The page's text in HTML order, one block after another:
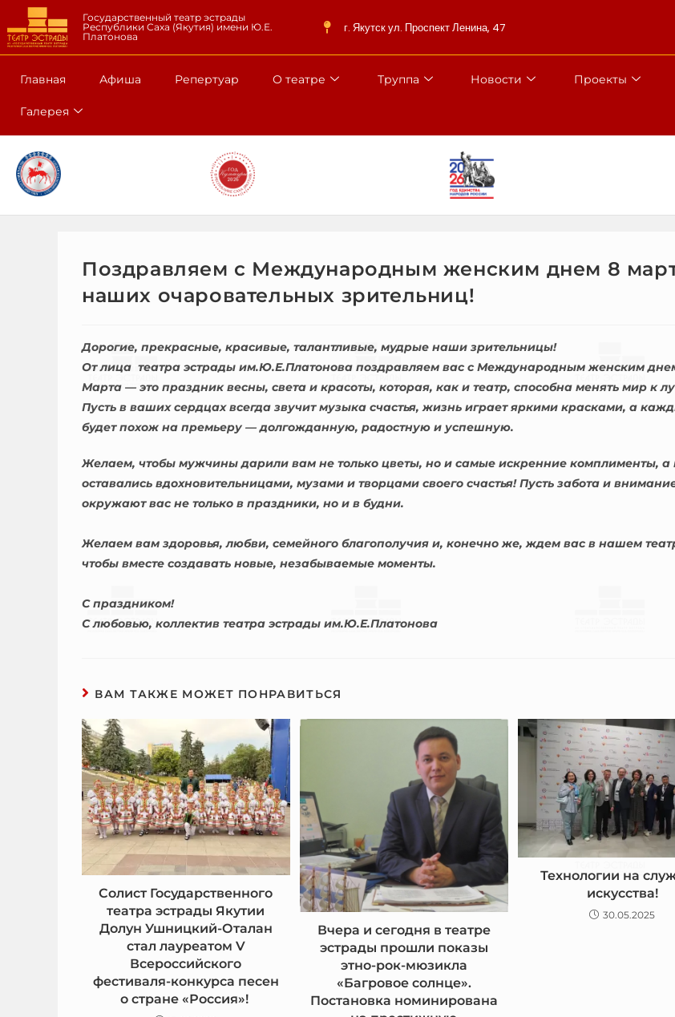
Государственный театр эстрады
Республики Саха (Якутия) имени Ю.Е.
Платонова
г. Якутск ул. Проспект Ленина, 47
Главная Афиша Репертуар О театре Труппа Новости Проекты
Галерея
Поздравляем с Международным женским днем 8
наших очаровательных зрительниц!
Дорогие, прекрасные, красивые, талантливые, мудрые наши зрительницы!
От лица театра эстрады им.Ю.Е.Платонова поздравляем вас с Международным женским
Марта — это праздник весны, света и красоты, которая, как и театр, способна менять мир к
Пусть в ваших сердцах всегда звучит музыка счастья, жизнь играет яркими красками, а
будет похож на премьеру — долгожданную, радостную и успешную.
Желаем, чтобы мужчины дарили вам не только цветы, но и самые искренние комплименты, а
оставались вдохновительницами, музами и творцами своего счастья! Пусть забота и
окружают вас не только в праздники, но и в будни.
Желаем вам здоровья, любви, семейного благополучия и, конечно же, ждем вас в нашем
чтобы вместе создавать новые, незабываемые моменты.
С праздником!
С любовью, коллектив театра эстрады им.Ю.Е.Платонова
ВАМ ТАКЖЕ МОЖЕТ ПОНРАВИТЬСЯ
Солист Государственного
театра эстрады Якутии
Долун Ушницкий-Оталан
стал лауреатом V
Всероссийского
фестиваля-конкурса песен
о стране «Россия»!
Вчера и сегодня в театре
эстрады прошли показы
этно-рок-мюзикла
«Багровое солнце».
Постановка номинирована
Технологии на
искусства!
30.05.2025